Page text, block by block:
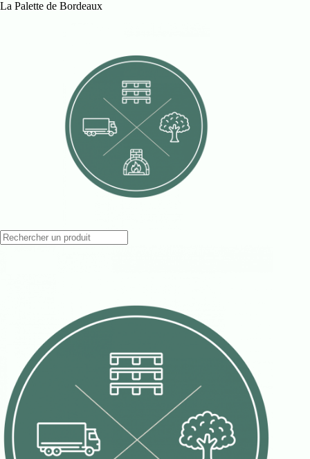
Passer
La Palette de Bordeaux